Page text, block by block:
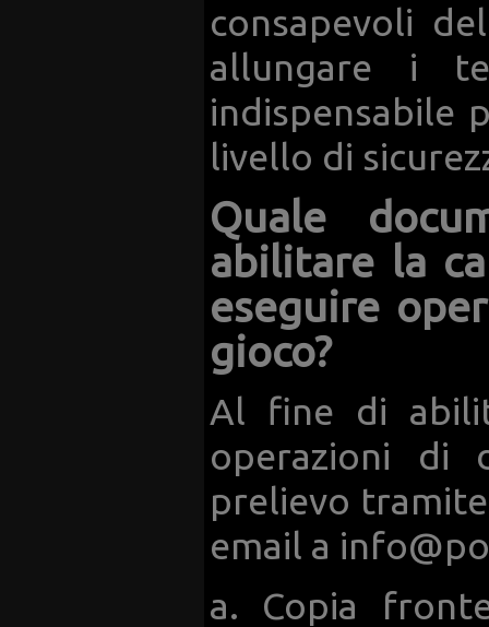
consapevoli
allungare i
indispensabile
livello di
Quale
abilitare la
eseguire
gioco?
Al fine di
operazioni di
prelievo
email a
a. Copia